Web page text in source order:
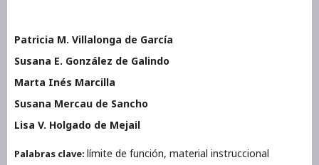
Patricia M. Villalonga de García
Susana E. González de Galindo
Marta Inés Marcilla
Susana Mercau de Sancho
Lisa V. Holgado de Mejail
Palabras clave: límite de función, material instruccional